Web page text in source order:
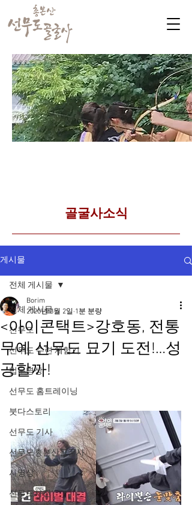
​골굴사소식
게시물
전체 게시물
선무도
선무도 수련 체험기
법문명상
선무도 홈트레이닝
붓다스토리
선무도 기사
선무도총본산골굴사
시명상
선무도사진
전체 게시물
<아이콘택트>강호동, 전통
무예 선무도 묘기 도전!…성
공할까!
Borim
2020년 3월 2일 1분 분량